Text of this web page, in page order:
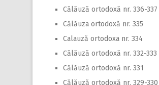
Călăuză ortodoxă nr. 336-337
Călăuza ortodoxă nr. 335
Calauză ortodoxa nr. 334
Călăuză ortodoxă nr. 332-333
Călăuză ortodoxă nr. 331
Călăuză ortodoxă nr. 329-330